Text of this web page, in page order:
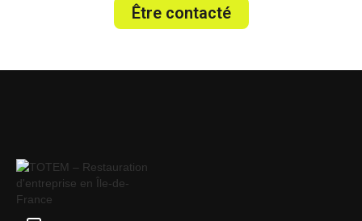
Être contacté